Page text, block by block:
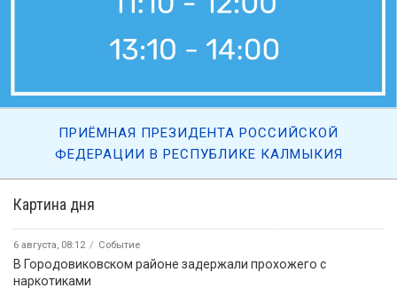
Картина дня
6 августа, 08:12 Событие
В Городовиковском районе задержали прохожего с
наркотиками
ПРИЁМНАЯ ПРЕЗИДЕНТА РОССИЙСКОЙ
ФЕДЕРАЦИИ В РЕСПУБЛИКЕ КАЛМЫКИЯ